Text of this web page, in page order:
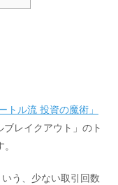
トル流 投資の魔術」
レイクアウト」のト
う、少ない取引回数